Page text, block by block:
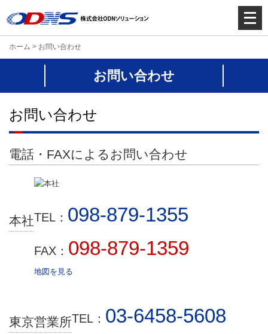
メ
ニ
ュ
く
ホーム > お問い合わせ
お問い合わせ
お問い合わせ
電話・FAXによるお問い合わせ
本社TEL： 098-879-1355
FAX： 098-879-1359
地図を見る
東京営業所TEL： 03-6458-5608